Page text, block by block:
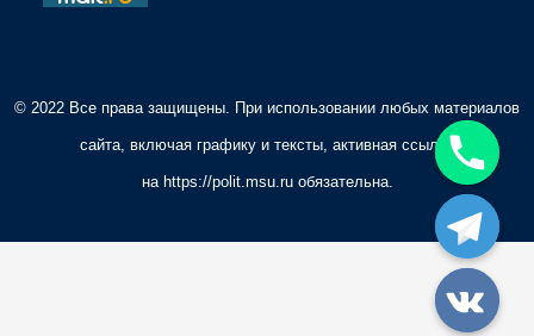
© 2022 Все права защищены. При использовании любых материалов
сайта, включая графику и тексты, активная ссылка
на https://polit.msu.ruобязательна.